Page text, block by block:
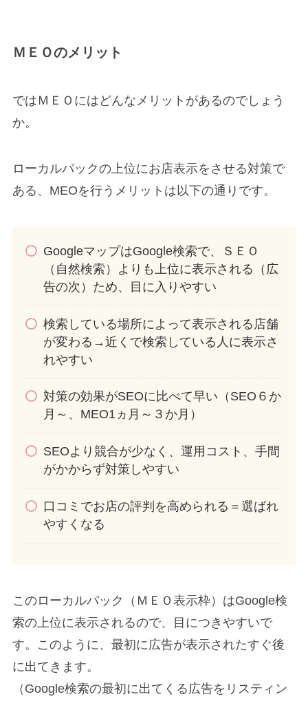
ＭＥＯのメリット
ではＭＥＯにはどんなメリットがあるのでしょう
か。
ローカルパックの上位にお店表示をさせる対策で
ある、MEOを行うメリットは以下の通りです。
GoogleマップはGoogle検索で、ＳＥＯ
（自然検索）よりも上位に表示される（広
告の次）ため、目に入りやすい
検索している場所によって表示される店舗
が変わる→近くで検索している人に表示さ
れやすい
対策の効果がSEOに比べて早い（SEO６か
月～、MEO1ヵ月～３か月）
SEOより競合が少なく、運用コスト、手間
がかからず対策しやすい
口コミでお店の評判を高められる＝選ばれ
やすくなる
このローカルパック（ＭＥＯ表示枠）はGoogle検
索の上位に表示されるので、目につきやすいで
す。このように、最初に広告が表示されたすぐ後
に出てきます。
（Google検索の最初に出てくる広告をリスティン